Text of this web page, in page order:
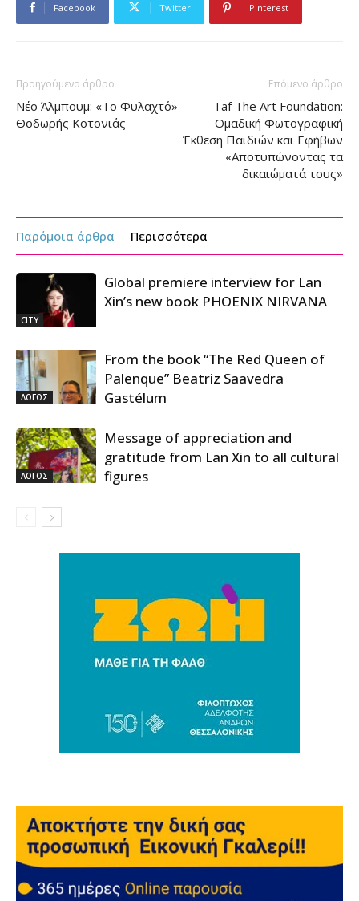
Facebook Twitter Pinterest
Προηγούμενο άρθρο
Νέο Άλμπουμ: «Το Φυλαχτό»
Θοδωρής Κοτονιάς
Επόμενο άρθρο
Taf The Art Foundation:
Ομαδική Φωτογραφική
Έκθεση Παιδιών και Εφήβων
«Αποτυπώνοντας τα
δικαιώματά τους»
Παρόμοια άρθρα Περισσότερα
CITY
Global premiere interview for Lan
Xin’s new book PHOENIX NIRVANA
ΛΟΓΟΣ
From the book “The Red Queen of
Palenque” Beatriz Saavedra
Gastélum
ΛΟΓΟΣ
Message of appreciation and
gratitude from Lan Xin to all cultural
figures